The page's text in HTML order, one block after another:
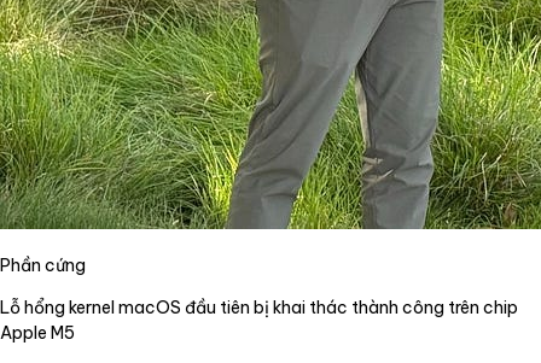
Phần cứng
Lỗ hổng kernel macOS đầu tiên bị khai thác thành công trên chip
Apple M5